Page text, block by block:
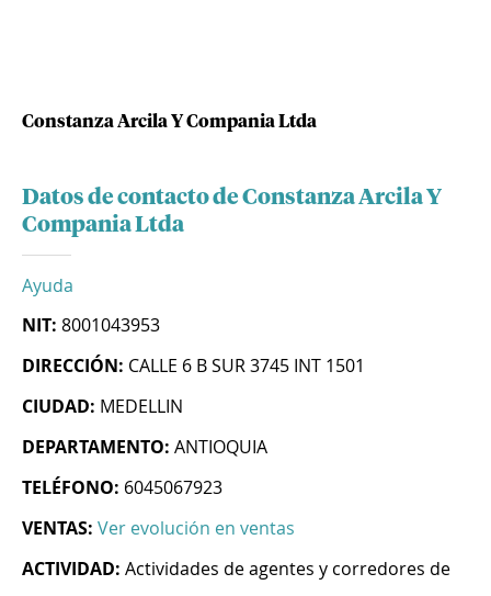
Constanza Arcila Y Compania Ltda
Datos de contacto de Constanza Arcila Y
Compania Ltda
Ayuda
NIT: 8001043953
DIRECCIÓN: CALLE 6 B SUR 3745 INT 1501
CIUDAD: MEDELLIN
DEPARTAMENTO: ANTIOQUIA
TELÉFONO: 6045067923
VENTAS: Ver evolución en ventas
ACTIVIDAD: Actividades de agentes y corredores de